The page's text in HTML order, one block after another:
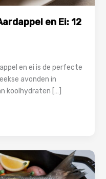
en Ei: 12
en ei is de perfecte
avonden in
koolhydraten […]